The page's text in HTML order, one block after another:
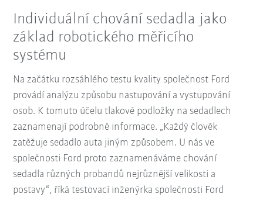
Individuální chování sedadla jako
základ robotického měřicího
systému
Na začátku rozsáhlého testu kvality společnost Ford
provádí analýzu způsobu nastupování a vystupování
osob. K tomuto účelu tlakové podložky na sedadlech
zaznamenají podrobné informace. „Každý člověk
zatěžuje sedadlo auta jiným způsobem. U nás ve
společnosti Ford proto zaznamenáváme chování
sedadla různých probandů nejrůznější velikosti a
postavy“, říká testovací inženýrka společnosti Ford